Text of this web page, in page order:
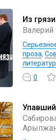
Из
Валерий
проза,
0